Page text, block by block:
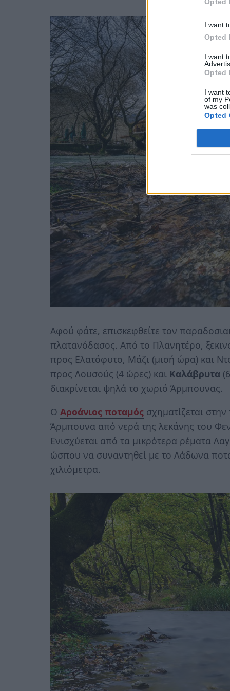
I want
Opted
I want
Opted
I want
of my
was
Opted
Αφού φάτε, επισκεφθείτε τον
πλατανόδασος. Από το Πλανητέρο,
προς Ελατόφυτο, Μάζι (μισή ώρα) και
προς Λουσούς (4 ώρες) και Καλάβρυτα
διακρίνεται ψηλά το χωριό Άρμπουνας.
Ο Αροάνιος ποταμός σχηματίζεται
Άρμπουνα από νερά της λεκάνης του
Ενισχύεται από τα μικρότερα ρέματα
ώσπου να συναντηθεί με το Λάδωνα
χιλιόμετρα.